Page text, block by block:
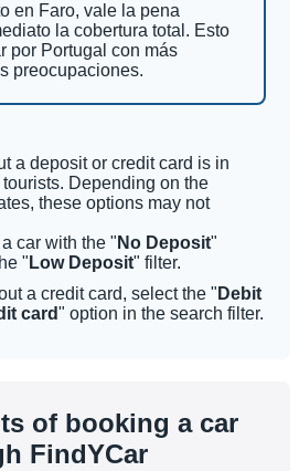
en Faro, vale la pena
la cobertura total. Esto
por Portugal con más
preocupaciones.
a deposit or credit card is in
Depending on the
these options may not
car with the " No Deposit"
" Low Deposit" filter.
a credit card, select the " Debit
card" option in the search filter.
of booking a car
FindYCar